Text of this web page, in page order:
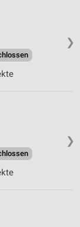
❯
❯